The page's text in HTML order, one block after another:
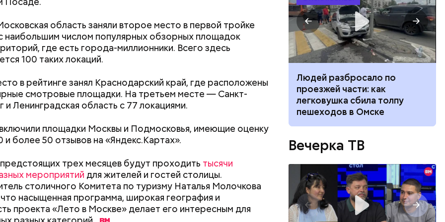
область заняли второе место в первой тройке
наибольшим числом популярных обзорных площадок
где есть города-миллионники. Всего здесь
100 таких локаций.
в рейтинге занял Краснодарский край, где расположены
смотровые площадки. На третьем месте — Санкт-
и Ленинградская область с 77 локациями.
площадки Москвы и Подмосковья, имеющие оценку
и более 50 отзывов на «Яндекс.Картах».
трех месяцев будут проходить тысячи
мероприятий для жителей и гостей столицы.
столичного Комитета по туризму Наталья Молочкова
насыщенная программа, широкая география и
проекта «Лето в Москве» делает его интересным для
автовладельцев (заправки, мойки и так далее);
и зоотовары;
товары;
(частные клиники);
(курсы и учебные центры);
и косметика;
питания (супермаркеты, магазины у дома);
магазины;
велополосам и велодорожкам.
Польза от сорняка: какие
витамины содержатся в
крапиве и можно ли ее есть
Вода за 10 тысяч: поможет ли
японский напиток сбросить
лишний вес
Людей разбросало по
проезжей части: как
легковушка сбила толпу
пешеходов в Омске
Вечерка ТВ